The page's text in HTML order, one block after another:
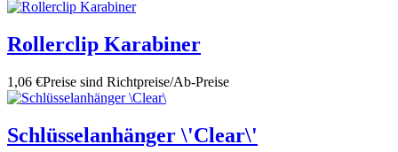
Rollerclip Karabiner
1,06 €Preise sind Richtpreise/Ab-Preise
Schlüsselanhänger \'Clear\'